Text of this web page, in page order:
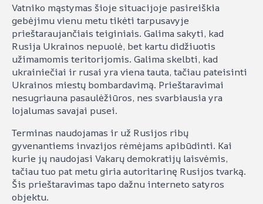
Vatniko mąstymas šioje situacijoje pasireiškia
gebėjimu vienu metu tikėti tarpusavyje
prieštaraujančiais teiginiais. Galima sakyti, kad
Rusija Ukrainos nepuolė, bet kartu didžiuotis
užimamomis teritorijomis. Galima skelbti, kad
ukrainiečiai ir rusai yra viena tauta, tačiau pateisinti
Ukrainos miestų bombardavimą. Prieštaravimai
nesugriauna pasaulėžiūros, nes svarbiausia yra
lojalumas savajai pusei.
Terminas naudojamas ir už Rusijos ribų
gyvenantiems invazijos rėmėjams apibūdinti. Kai
kurie jų naudojasi Vakarų demokratijų laisvėmis,
tačiau tuo pat metu giria autoritarinę Rusijos tvarką.
Šis prieštaravimas tapo dažnu interneto satyros
objektu.